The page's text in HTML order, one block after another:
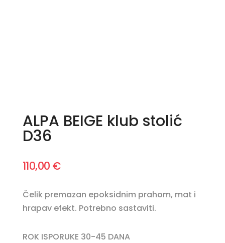
ALPA BEIGE klub stolić
D36
110,00 €
Čelik premazan epoksidnim prahom, mat i
hrapav efekt. Potrebno sastaviti.
ROK ISPORUKE 30-45 DANA